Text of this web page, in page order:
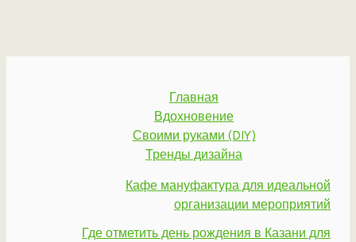
Главная
Вдохновение
Своими руками (DIY)
Тренды дизайна
Кафе мануфактура для идеальной
организации мероприятий
Где отметить день рождения в Казани для